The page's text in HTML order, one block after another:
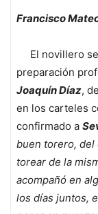
Francisco
El novillero
preparación
Joaquín Díaz,
en los carteles
confirmado a
buen torero, del
torear de la
acompañó en
los días juntos,